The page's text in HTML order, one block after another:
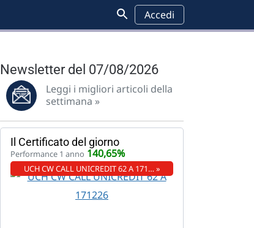
Accedi
Newsletter del 07/08/2026
Leggi i migliori articoli della
settimana »
Il Certificato del giorno
Performance 1 anno 140,65%
UCH CW CALL UNICREDIT 62 A 171… »